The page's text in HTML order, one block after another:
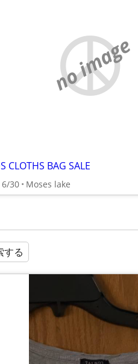
no image
CLOTHS BAG SALE
6/30 Moses lake
する